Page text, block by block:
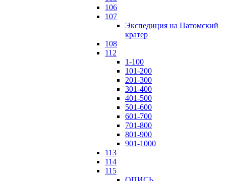
106
107
Экспедиция на Патомский
кратер
108
112
1-100
101-200
201-300
301-400
401-500
501-600
601-700
701-800
801-900
901-1000
113
114
115